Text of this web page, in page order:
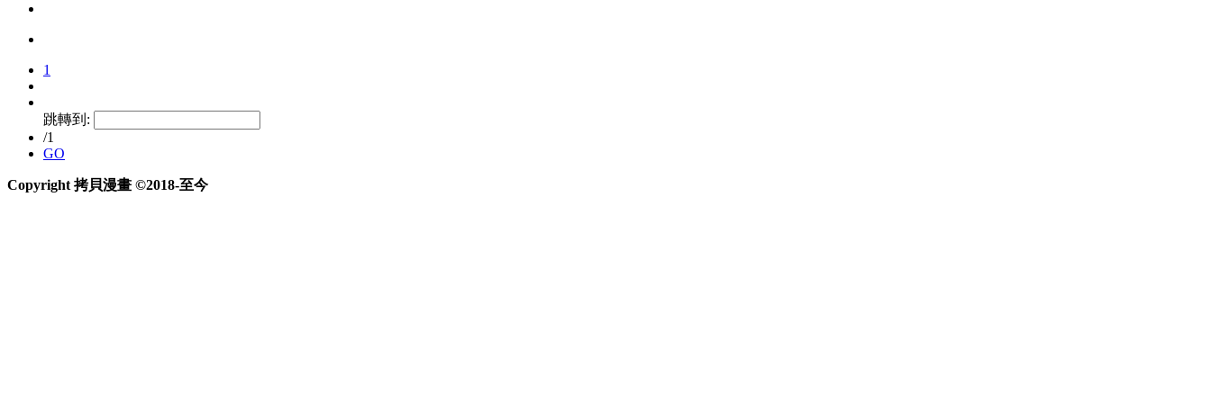
1
跳轉到:
/1
GO
Copyright 拷貝漫畫 ©2018-至今